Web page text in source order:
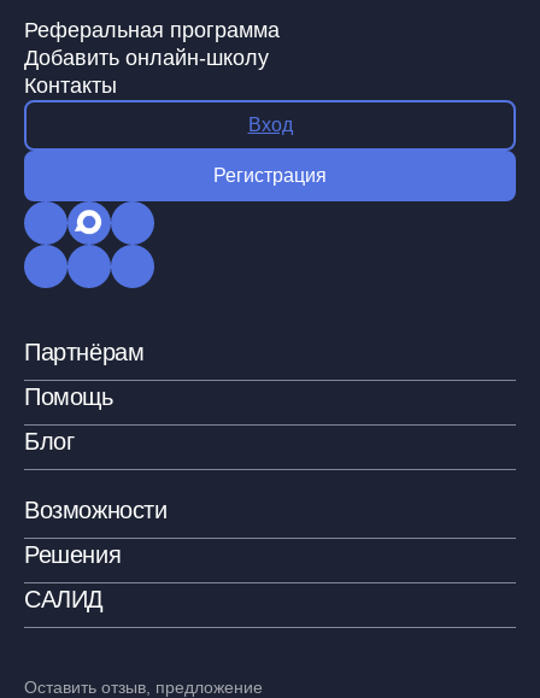
Реферальная программа
Добавить онлайн-школу
Контакты
Вход
Регистрация
Партнёрам
Помощь
Блог
Возможности
Решения
САЛИД
Оставить отзыв, предложение